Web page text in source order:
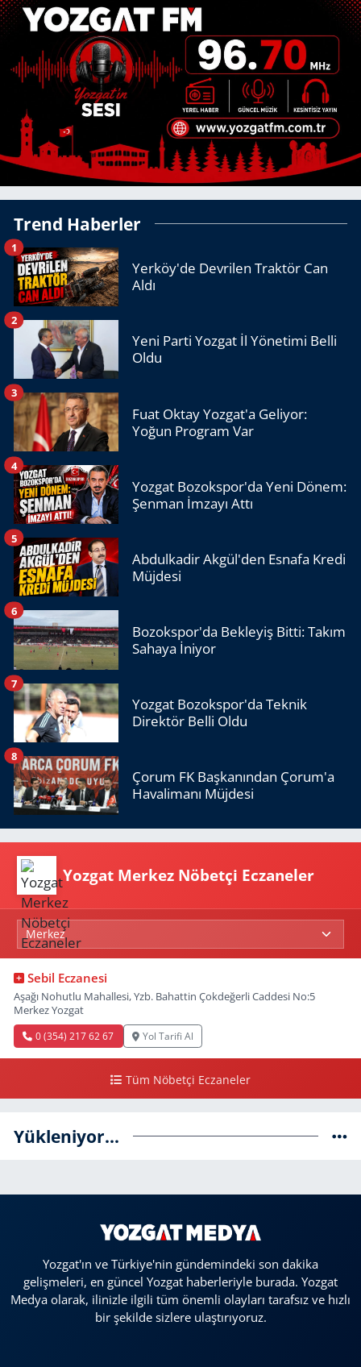
Trend Haberler
Yerköy'de Devrilen Traktör Can
Aldı
1
Yeni Parti Yozgat İl Yönetimi Belli
Oldu
2
Fuat Oktay Yozgat'a Geliyor:
Yoğun Program Var
3
Yozgat Bozokspor'da Yeni Dönem:
Şenman İmzayı Attı
4
Abdulkadir Akgül'den Esnafa Kredi
Müjdesi
5
Bozokspor'da Bekleyiş Bitti: Takım
Sahaya İniyor
6
Yozgat Bozokspor'da Teknik
Direktör Belli Oldu
7
Çorum FK Başkanından Çorum'a
Havalimanı Müjdesi
8
Yozgat Merkez Nöbetçi Eczaneler
Sebil Eczanesi
Aşağı Nohutlu Mahallesi, Yzb. Bahattin Çokdeğerli Caddesi No:5
Merkez Yozgat
0 (354) 217 62 67 Yol Tarifi Al
Tüm Nöbetçi Eczaneler
Yükleniyor...
Yozgat'ın ve Türkiye'nin gündemindeki son dakika
gelişmeleri, en güncel Yozgat haberleriyle burada. Yozgat
Medya olarak, ilinizle ilgili tüm önemli olayları tarafsız ve hızlı
bir şekilde sizlere ulaştırıyoruz.